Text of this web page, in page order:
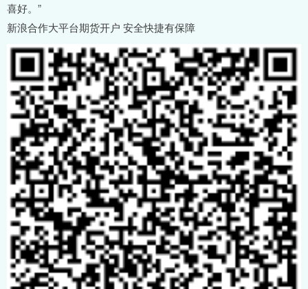
喜好。”
新浪合作大平台期货开户 安全快捷有保障